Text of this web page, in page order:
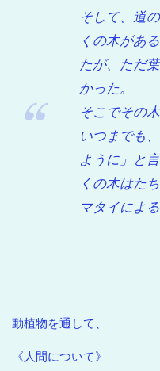
そして、道
くの木があ
たが、ただ
かった。
そこでその
いつまでも
ように」と
くの木はた
マタイによ
動植物を通して、
《人間について》